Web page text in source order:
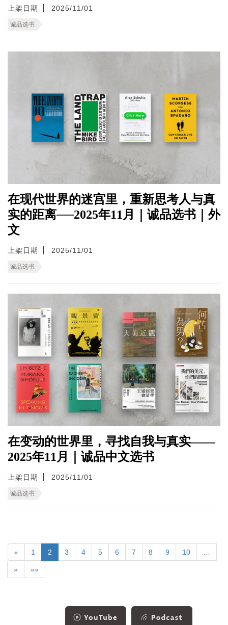
上架日期 2025/11/01
诚品选书
在现代世界的迷宫里，重新思考人与真
实的距离──2025年11月｜诚品选书｜外
文
上架日期 2025/11/01
诚品选书
在变动的世界里，寻找自我与真实——
2025年11月｜诚品中文选书
上架日期 2025/11/01
诚品选书
« 1 2 3 4 5 6 7 8 9 10
» »»